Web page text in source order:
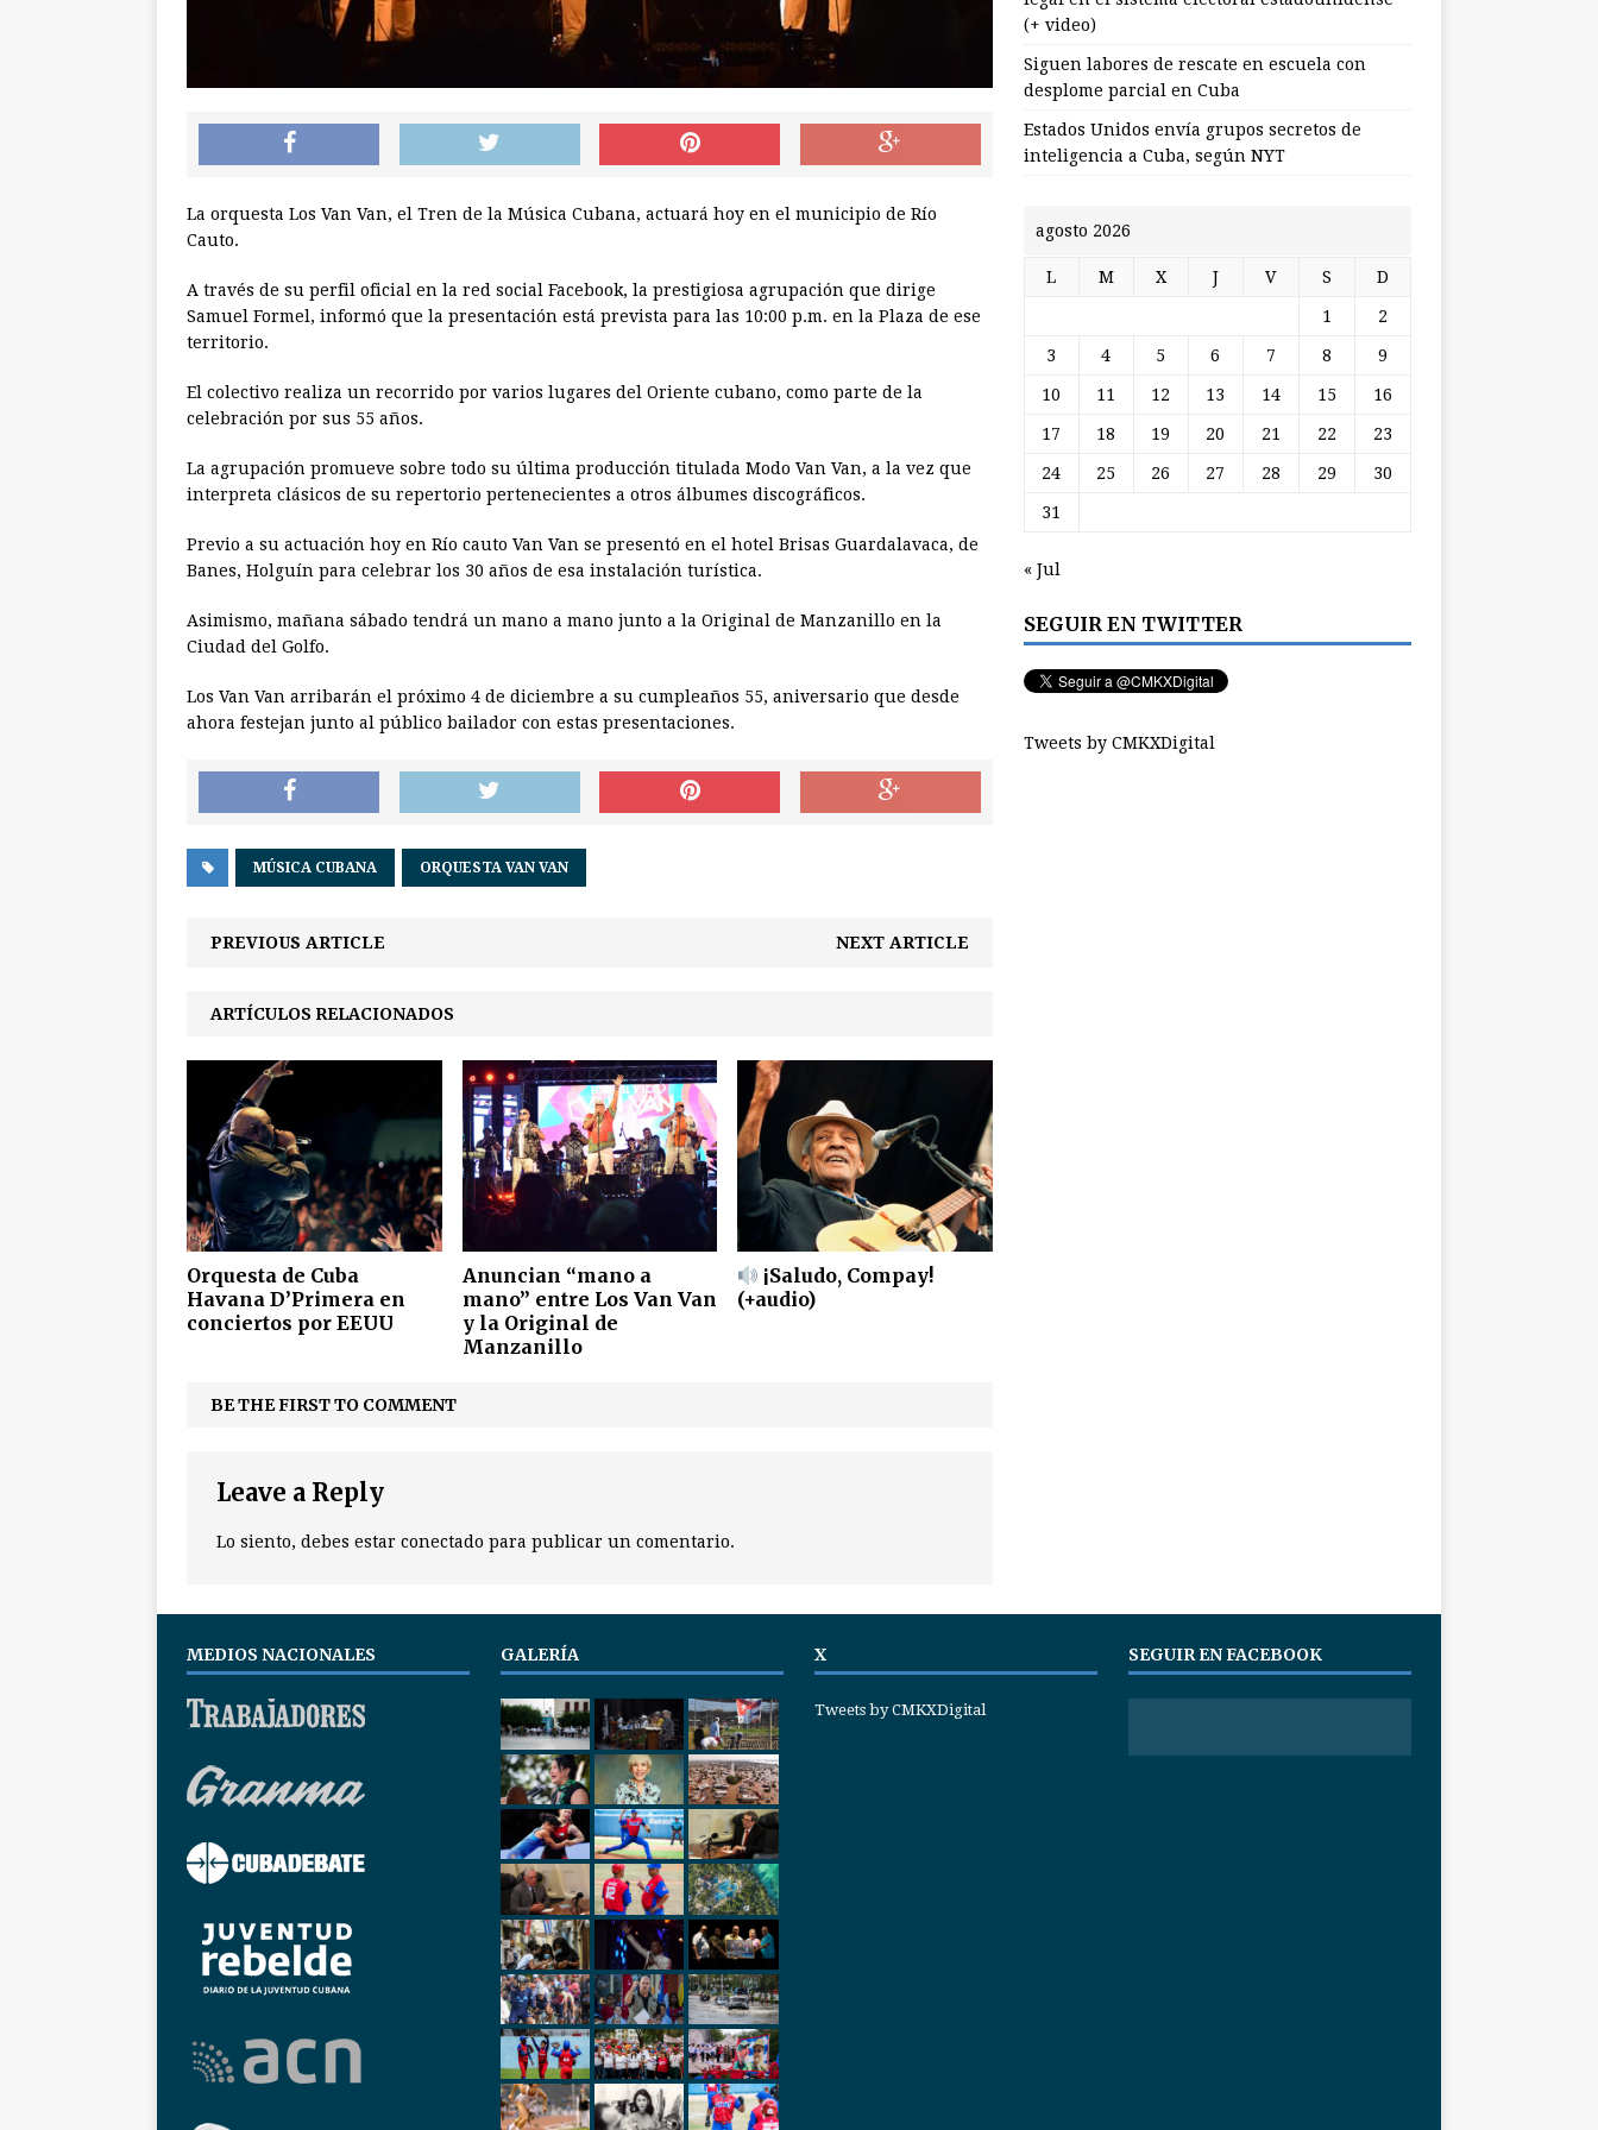
La orquesta Los Van Van, el Tren de la Música Cubana, actuará hoy en el municipio de Río
Cauto.
A través de su perfil oficial en la red social Facebook, la prestigiosa agrupación que dirige
Samuel Formel, informó que la presentación está prevista para las 10:00 p.m. en la Plaza de ese
territorio.
El colectivo realiza un recorrido por varios lugares del Oriente cubano, como parte de la
celebración por sus 55 años.
La agrupación promueve sobre todo su última producción titulada Modo Van Van, a la vez que
interpreta clásicos de su repertorio pertenecientes a otros álbumes discográficos.
Previo a su actuación hoy en Río cauto Van Van se presentó en el hotel Brisas Guardalavaca, de
Banes, Holguín para celebrar los 30 años de esa instalación turística.
Asimismo, mañana sábado tendrá un mano a mano junto a la Original de Manzanillo en la
Ciudad del Golfo.
Los Van Van arribarán el próximo 4 de diciembre a su cumpleaños 55, aniversario que desde
ahora festejan junto al público bailador con estas presentaciones.
MÚSICA CUBANA ORQUESTA VAN VAN
PREVIOUS ARTICLE NEXT ARTICLE
ARTÍCULOS RELACIONADOS
Orquesta de Cuba
Havana D’Primera en
conciertos por EEUU
Anuncian “mano a
mano” entre Los Van Van
y la Original de
Manzanillo
¡Saludo, Compay!
(+audio)
BE THE FIRST TO COMMENT
Leave a Reply
Lo siento, debes estar conectado para publicar un comentario.
(+ video)
Siguen labores de rescate en escuela con
desplome parcial en Cuba
Estados Unidos envía grupos secretos de
inteligencia a Cuba, según NYT
agosto 2026
L M X J V S D
1 2
3 4 5 6 7 8 9
10 11 12 13 14 15 16
17 18 19 20 21 22 23
24 25 26 27 28 29 30
31
« Jul
SEGUIR EN TWITTER
Tweets by CMKXDigital
MEDIOS NACIONALES GALERÍA X
Tweets by CMKXDigital
SEGUIR EN FACEBOOK